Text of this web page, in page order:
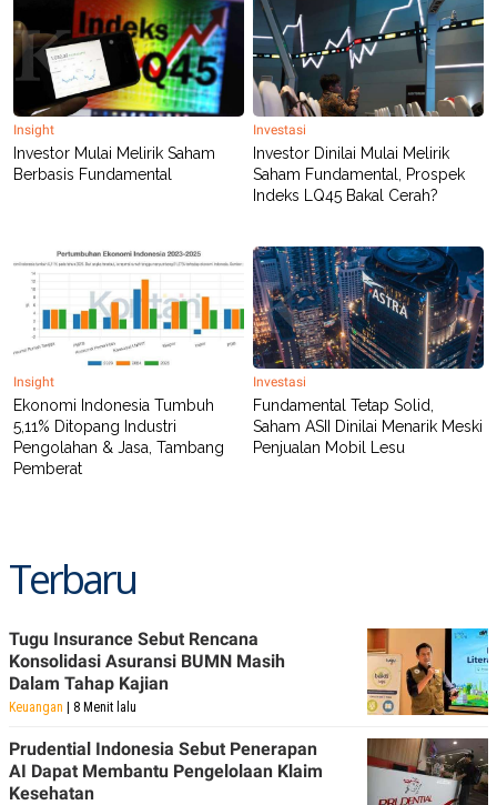
Insight
Investor Mulai Melirik Saham
Berbasis Fundamental
Investasi
Investor Dinilai Mulai Melirik
Saham Fundamental, Prospek
Indeks LQ45 Bakal Cerah?
Insight
Ekonomi Indonesia Tumbuh
5,11% Ditopang Industri
Pengolahan & Jasa, Tambang
Pemberat
Investasi
Fundamental Tetap Solid,
Saham ASII Dinilai Menarik Meski
Penjualan Mobil Lesu
Terbaru
Tugu Insurance Sebut Rencana
Konsolidasi Asuransi BUMN Masih
Dalam Tahap Kajian
Keuangan | 8 Menit lalu
Prudential Indonesia Sebut Penerapan
AI Dapat Membantu Pengelolaan Klaim
Kesehatan